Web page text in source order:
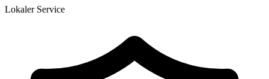
Lokaler Service